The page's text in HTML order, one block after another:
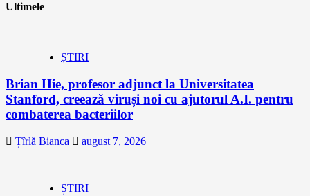
Ultimele
ȘTIRI
Brian Hie, profesor adjunct la Universitatea
Stanford, creează viruși noi cu ajutorul A.I. pentru
combaterea bacteriilor
Țîrlă Bianca august 7, 2026
ȘTIRI